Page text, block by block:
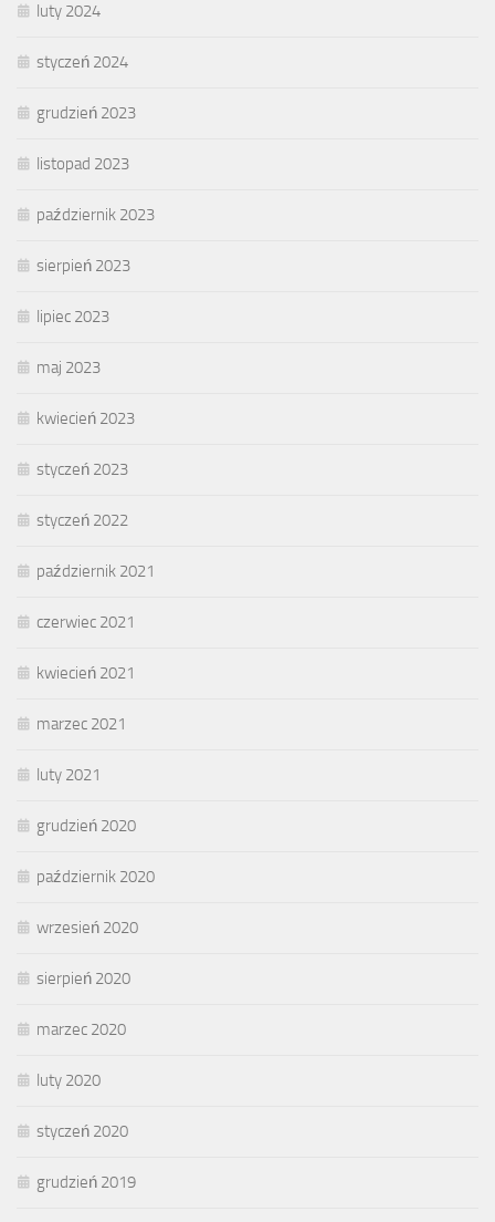
luty 2024
styczeń 2024
grudzień 2023
listopad 2023
październik 2023
sierpień 2023
lipiec 2023
maj 2023
kwiecień 2023
styczeń 2023
styczeń 2022
październik 2021
czerwiec 2021
kwiecień 2021
marzec 2021
luty 2021
grudzień 2020
październik 2020
wrzesień 2020
sierpień 2020
marzec 2020
luty 2020
styczeń 2020
grudzień 2019